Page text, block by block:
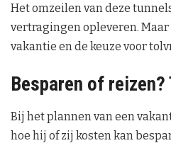
Het omzeilen van deze
vertragingen opleveren.
vakantie en de keuze voor
Besparen of
Bij het plannen van een
hoe hij of zij kosten kan